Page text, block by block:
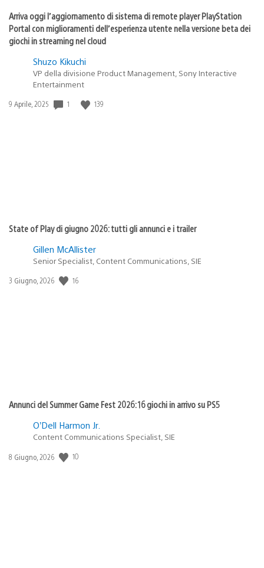
Arriva oggi l’aggiornamento di sistema di remote player PlayStation
Portal con miglioramenti dell’esperienza utente nella versione beta dei
giochi in streaming nel cloud
Shuzo Kikuchi
VP della divisione Product Management, Sony Interactive
Entertainment
Data
9 Aprile, 2025 1 139
State of Play di giugno 2026: tutti gli annunci e i trailer
Gillen McAllister
Senior Specialist, Content Communications, SIE
Data
3 Giugno, 2026 16
Annunci del Summer Game Fest 2026: 16 giochi in arrivo su PS5
O’Dell Harmon Jr.
Content Communications Specialist, SIE
Data
8 Giugno, 2026 10